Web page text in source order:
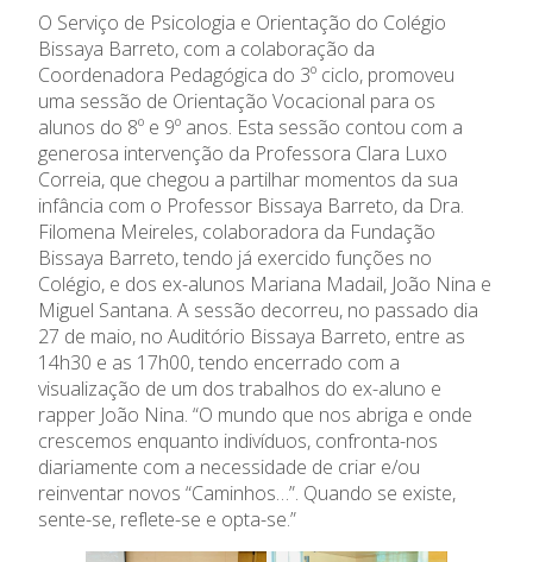
O Colégio
Colaboradores Não
Docentes
Instalações
Ofertas de emprego
Regulamentos
Jornal “O Coreto”
Privacidade
Oferta Formativa
Sala de Estudo
Atividades de Interrupção
Letiva
Academia de Línguas
Ensino Profissional
Termalismo
Curso de Técnico/a de Apoio
à Família e à Comunidade
Ofertas de Emprego
Ano Letivo
de Educação
SIGE
Secretariado de Exames
Admissão
Informações
APEE
O Serviço de Psicologia e Orientação do Colégio
Bissaya Barreto, com a colaboração da
Coordenadora Pedagógica do 3º ciclo, promoveu
uma sessão de Orientação Vocacional para os
alunos do 8º e 9º anos. Esta sessão contou com a
generosa intervenção da Professora Clara Luxo
Correia, que chegou a partilhar momentos da sua
infância com o Professor Bissaya Barreto, da Dra.
Filomena Meireles, colaboradora da Fundação
Bissaya Barreto, tendo já exercido funções no
Colégio, e dos ex-alunos Mariana Madail, João Nina e
Miguel Santana. A sessão decorreu, no passado dia
27 de maio, no Auditório Bissaya Barreto, entre as
14h30 e as 17h00, tendo encerrado com a
visualização de um dos trabalhos do ex-aluno e
rapper João Nina. “O mundo que nos abriga e onde
crescemos enquanto indivíduos, confronta-nos
diariamente com a necessidade de criar e/ou
reinventar novos “Caminhos…”. Quando se existe,
sente-se, reflete-se e opta-se.”